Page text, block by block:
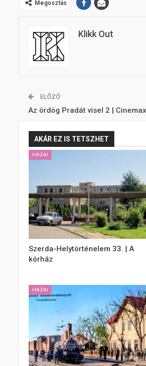
Megosztás
Klikk Out
ELŐZŐ
Az ördög Pradát visel 2 | Cinemax
AKÁR EZ IS TETSZHET
HAZAI
Szerda-Helytörténelem 33. | A
kórház
HAZAI